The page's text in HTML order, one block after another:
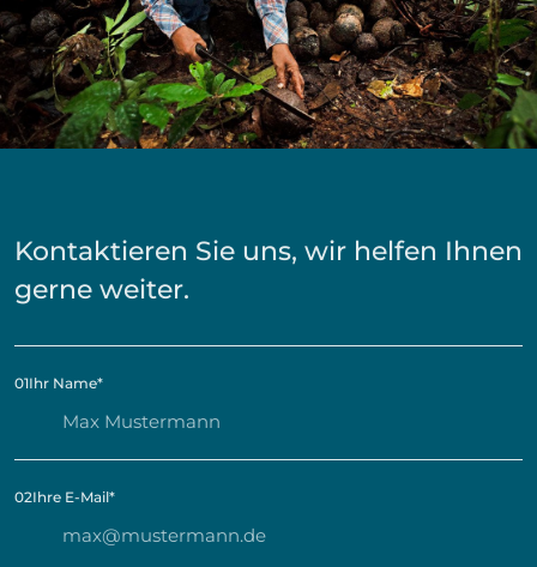
Kontaktieren Sie uns, wir helfen Ihnen
gerne weiter.
01Ihr Name*
02Ihre E-Mail*